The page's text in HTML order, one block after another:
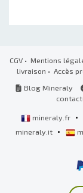
CGV • Mentions
livraison • Accès
Blog Mineraly
mineraly.fr •
mineraly.it •